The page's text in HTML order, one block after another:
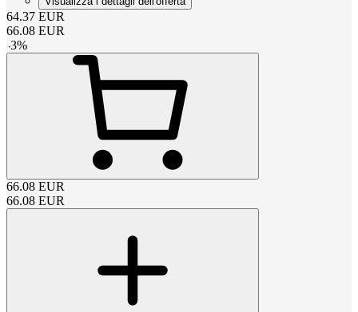
64.37 EUR
66.08 EUR
-3%
66.08 EUR
66.08 EUR